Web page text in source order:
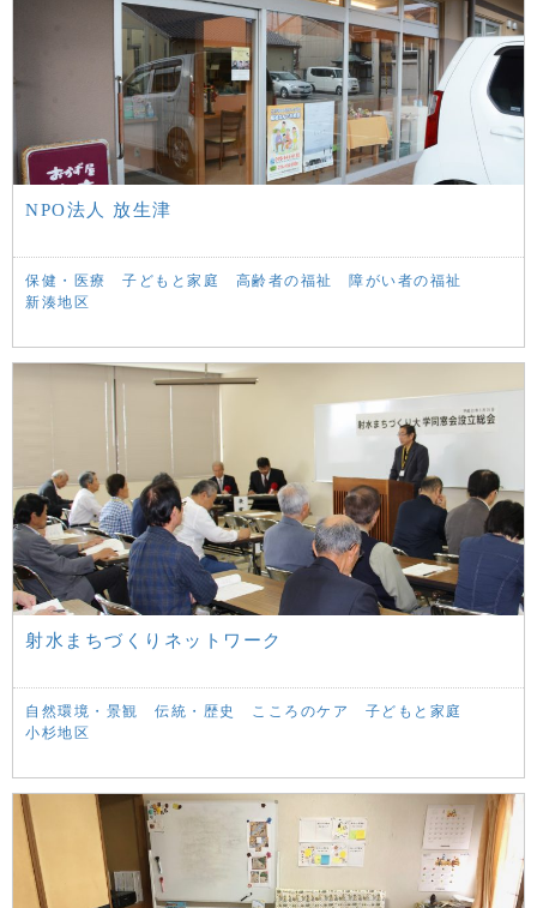
NPO法人 放生津
保健・医療 子どもと家庭 高齢者の福祉
障がい者の福祉
新湊地区
射水まちづくりネットワーク
自然環境・景観 伝統・歴史 こころのケア
子どもと家庭
小杉地区